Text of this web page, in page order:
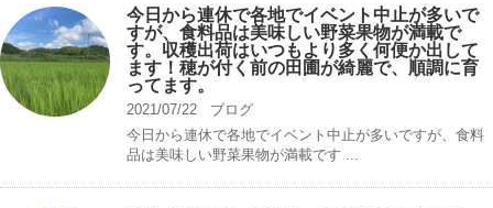
今日から連休で各地でイベント中止が多いで
すが、食料品は美味しい野菜果物が満載で
す。収穫出荷はいつもより多く何便か出して
ます！穂が付く前の田圃が綺麗で、順調に育
ってます。
2021/07/22
ブログ
今日から連休で各地でイベント中止が多いですが、食料
品は美味しい野菜果物が満載です ...